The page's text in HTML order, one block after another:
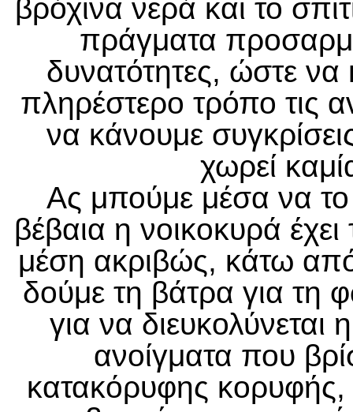
βρόχινα νερά και το
πράγματα
δυνατότητες, ώστε
πληρέστερο τρόπο τις
να κάνουμε
χωρεί
Ας μπούμε μέσα να
βέβαια η νοικοκυρά έχει
μέση ακριβώς, κάτω
δούμε τη βάτρα για τη
για να
ανοίγματα που
κατακόρυφης κορυφής,